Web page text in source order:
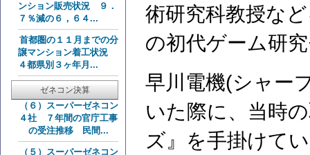
ンション販売状況 ９．
７％減の６，６４...
首都圏の１１月までの分
譲マンション着工状況
４都県別３ヶ年月...
ゼネコン決算
（６）スーパーゼネコン
４社 ７年間の官庁工事
の受注推移 民間...
（５）スーパーゼネコン
術研究科教授な
の初代ゲーム研
早川電機(シャー
いた際に、当時
ズ』を手掛けて